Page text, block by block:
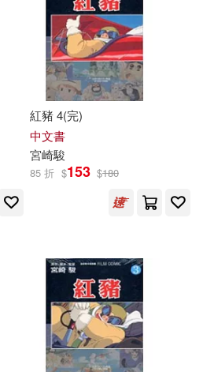
紅豬 4(完)
中文書
宮崎駿
85 折 $153 $180